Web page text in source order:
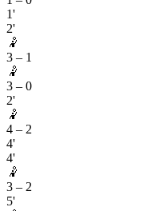
1'
2'
🤾
3 – 1
🤾
3 – 0
2'
🤾
4 – 2
4'
4'
🤾
3 – 2
5'